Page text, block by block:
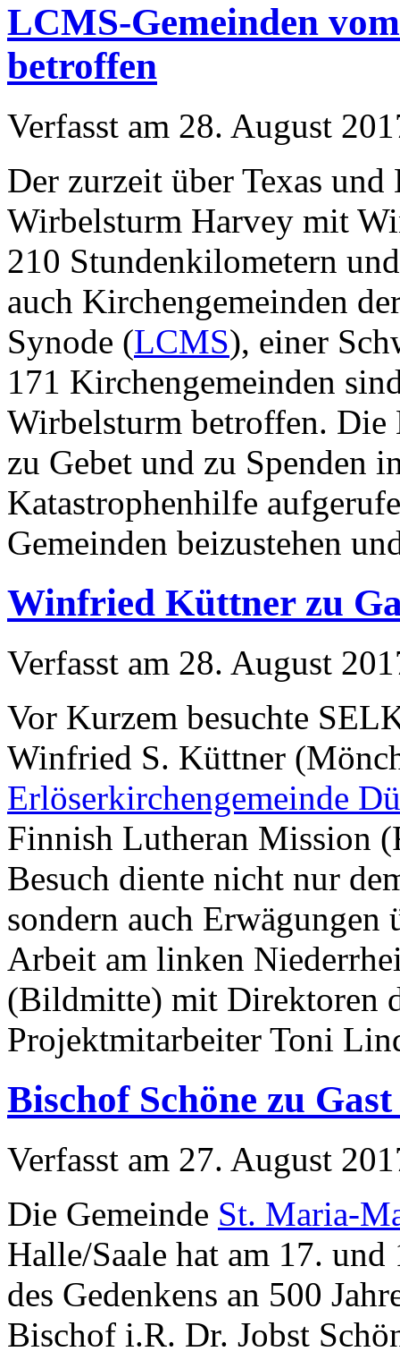
LCMS-Gemeinden
betroffen
Verfasst am 28. August
Der zurzeit über Texas
Wirbelsturm Harvey mit
210 Stundenkilometern
auch Kirchengemeinden
Synode (LCMS), einer
171 Kirchengemeinden
Wirbelsturm betroffen.
zu Gebet und zu Spenden
Katastrophenhilfe
Gemeinden beizustehen
Winfried Küttner zu
Verfasst am 28. August
Vor Kurzem besuchte
Winfried S. Küttner
Erlöserkirchengemeinde
Finnish Lutheran Mission
Besuch diente nicht nur
sondern auch
Arbeit am linken
(Bildmitte) mit Direktoren
Projektmitarbeiter Toni
Bischof Schöne zu
Verfasst am 27. August
Die Gemeinde St. Maria-
Halle/Saale hat am 17.
des Gedenkens an 500
Bischof i.R. Dr. Jobst